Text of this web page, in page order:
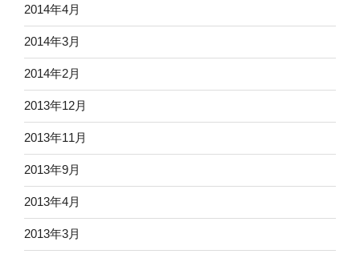
2014年4月
2014年3月
2014年2月
2013年12月
2013年11月
2013年9月
2013年4月
2013年3月